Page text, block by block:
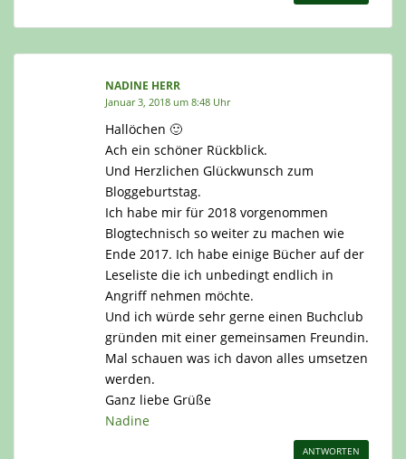
NADINE HERR
Januar 3, 2018 um 8:48 Uhr
Hallöchen 🙂
Ach ein schöner Rückblick.
Und Herzlichen Glückwunsch zum
Bloggeburtstag.
Ich habe mir für 2018 vorgenommen
Blogtechnisch so weiter zu machen wie
Ende 2017. Ich habe einige Bücher auf der
Leseliste die ich unbedingt endlich in
Angriff nehmen möchte.
Und ich würde sehr gerne einen Buchclub
gründen mit einer gemeinsamen Freundin.
Mal schauen was ich davon alles umsetzen
werden.
Ganz liebe Grüße
Nadine
ANTWORTEN